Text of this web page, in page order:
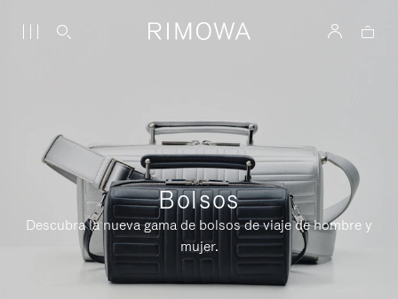
Bolsos
Descubra la nueva gama de bolsos de viaje de hombre y
mujer.